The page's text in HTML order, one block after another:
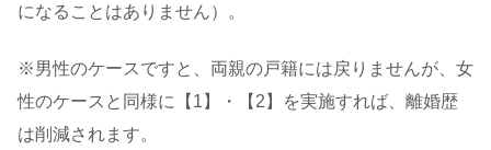
になることはありません）。
※男性のケースですと、両親の戸籍には戻りませんが、女
性のケースと同様に【1】・【2】を実施すれば、離婚歴
は削減されます。